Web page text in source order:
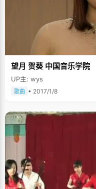
望月 贺葵 中国音乐学院
UP主: wys
歌曲 • 2017/1/8